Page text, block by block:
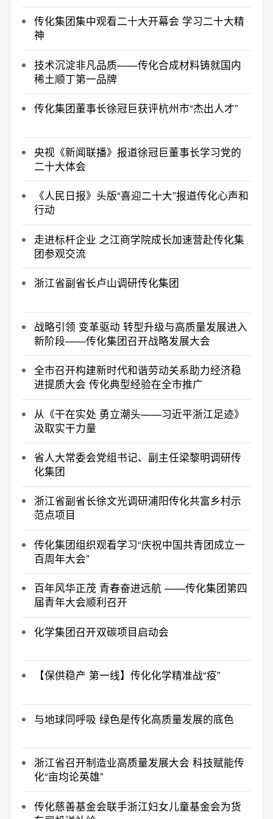
传化集团集中观看二十大开幕会 学习二十大精
神
技术沉淀非凡品质——传化合成材料铸就国内
稀土顺丁第一品牌
传化集团董事长徐冠巨获评杭州市“杰出人才”
央视《新闻联播》报道徐冠巨董事长学习党的
二十大体会
《人民日报》头版“喜迎二十大”报道传化心声和
行动
走进标杆企业 之江商学院成长加速营赴传化集
团参观交流
浙江省副省长卢山调研传化集团
战略引领 变革驱动 转型升级与高质量发展进入
新阶段——传化集团召开战略发展大会
全市召开构建新时代和谐劳动关系助力经济稳
进提质大会 传化典型经验在全市推广
从《干在实处 勇立潮头——习近平浙江足迹》
汲取实干力量
省人大常委会党组书记、副主任梁黎明调研传
化集团
浙江省副省长徐文光调研浦阳传化共富乡村示
范点项目
传化集团组织观看学习“庆祝中国共青团成立一
百周年大会”
百年风华正茂 青春奋进远航 ——传化集团第四
届青年大会顺利召开
化学集团召开双碳项目启动会
【保供稳产 第一线】传化化学精准战“疫”
与地球同呼吸 绿色是传化高质量发展的底色
浙江省召开制造业高质量发展大会 科技赋能传
化“亩均论英雄”
传化慈善基金会联手浙江妇女儿童基金会为货